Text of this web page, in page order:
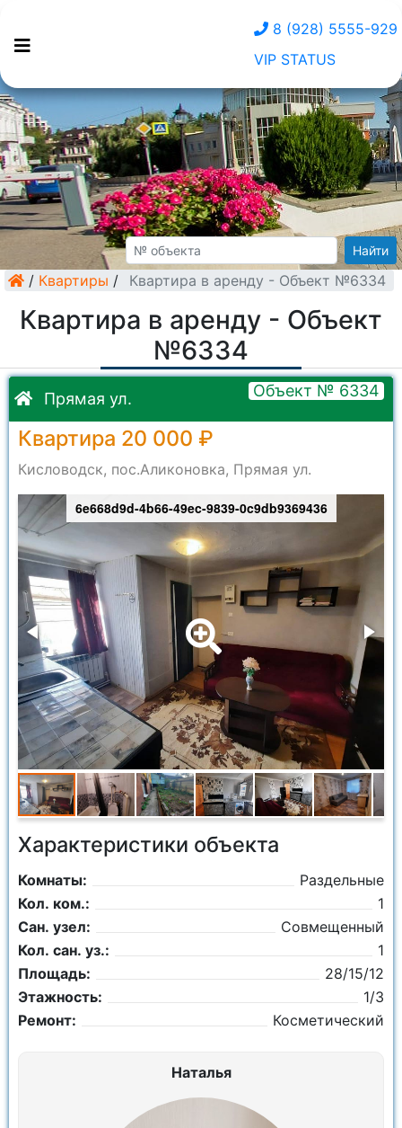
8 (928) 5555-929
VIP STATUS
Найти
/ Квартиры / Квартира в аренду - Объект №6334
Квартира в аренду - Объект
№6334
Прямая ул. Объект № 6334
Квартира 20 000 ₽
Кисловодск, пос.Аликоновка, Прямая ул.
6e668d9d-4b66-49ec-9839-0c9db9369436
Характеристики объекта
Комнаты:
Раздельные
Кол. ком.:
1
Сан. узел:
Совмещенный
Кол. сан. уз.:
1
Площадь:
28/15/12
Этажность:
1/3
Ремонт:
Косметический
Наталья